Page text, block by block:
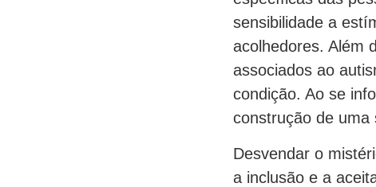
sensibilidade a
acolhedores. Além
associados ao
condição. Ao se
construção de uma
Desvendar o
a inclusão e a